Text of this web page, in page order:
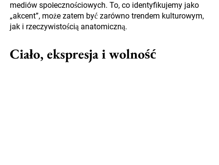
mediów społecznościowych. To, co identyfikujemy jako
„akcent”, może zatem być zarówno trendem kulturowym,
jak i rzeczywistością anatomiczną.
Ciało, ekspresja i wolność